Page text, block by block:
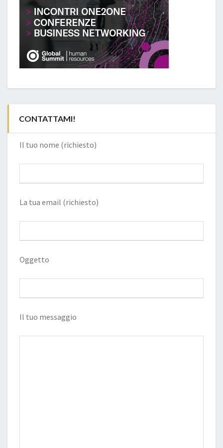
CONTATTAMI!
Il tuo nome (richiesto)
La tua email (richiesto)
Oggetto
Il tuo messaggio